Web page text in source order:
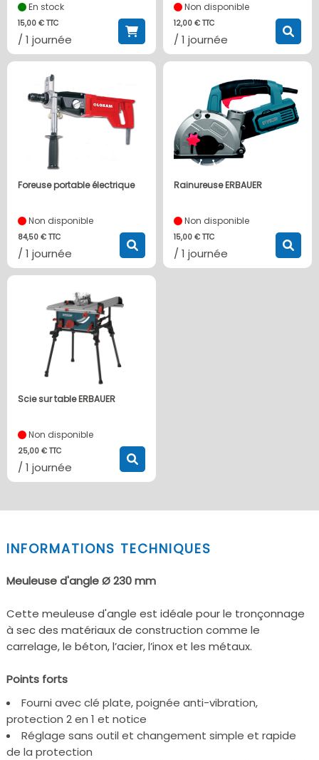
En stock
15,00 € TTC
/ 1 journée
Non disponible
12,00 € TTC
/ 1 journée
Foreuse portable électrique
Non disponible
84,50 € TTC
/ 1 journée
Rainureuse ERBAUER
Non disponible
15,00 € TTC
/ 1 journée
Scie sur table ERBAUER
Non disponible
25,00 € TTC
/ 1 journée
INFORMATIONS TECHNIQUES
Meuleuse d'angle Ø 230 mm
Cette meuleuse d'angle est idéale pour le tronçonnage
à sec des matériaux de construction comme le
carrelage, le béton, l’acier, l’inox et les métaux.
Points forts
Fourni avec clé plate, poignée anti-vibration,
protection 2 en 1 et notice
Réglage sans outil et changement simple et rapide
de la protection